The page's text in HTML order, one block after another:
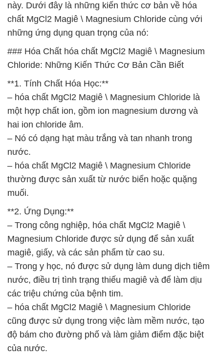
này. Dưới đây là những kiến thức cơ bản về hóa
chất MgCl2 Magiê \ Magnesium Chloride cùng với
những ứng dụng quan trọng của nó:
### Hóa Chất hóa chất MgCl2 Magiê \ Magnesium
Chloride: Những Kiến Thức Cơ Bản Cần Biết
**1. Tính Chất Hóa Học:**
– hóa chất MgCl2 Magiê \ Magnesium Chloride là
một hợp chất ion, gồm ion magnesium dương và
hai ion chloride âm.
– Nó có dạng hạt màu trắng và tan nhanh trong
nước.
– hóa chất MgCl2 Magiê \ Magnesium Chloride
thường được sản xuất từ nước biển hoặc quặng
muối.
**2. Ứng Dụng:**
– Trong công nghiệp, hóa chất MgCl2 Magiê \
Magnesium Chloride được sử dụng để sản xuất
magiê, giấy, và các sản phẩm từ cao su.
– Trong y học, nó được sử dụng làm dung dịch tiêm
nước, điều trị tình trạng thiếu magiê và để làm dịu
các triệu chứng của bệnh tim.
– hóa chất MgCl2 Magiê \ Magnesium Chloride
cũng được sử dụng trong việc làm mềm nước, tạo
độ bám cho đường phố và làm giảm điểm đặc biệt
của nước.